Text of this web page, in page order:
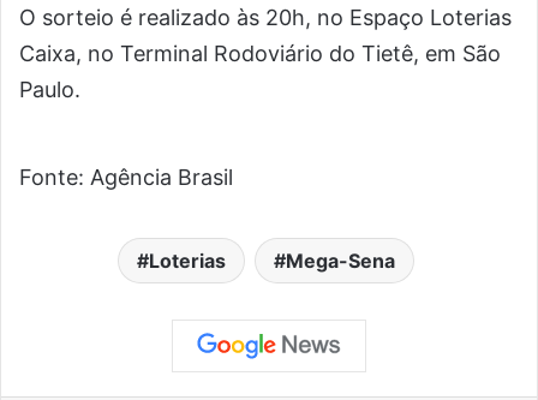
O sorteio é realizado às 20h, no Espaço Loterias
Caixa, no Terminal Rodoviário do Tietê, em São
Paulo.
Fonte: Agência Brasil
Loterias Mega-Sena